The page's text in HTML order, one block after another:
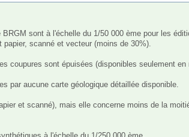
scanné et vecteur (moins de 30%).
coupures sont épuisées (disponibles seulement
par aucune carte géologique détaillée disponible.
et scanné), mais elle concerne moins de la